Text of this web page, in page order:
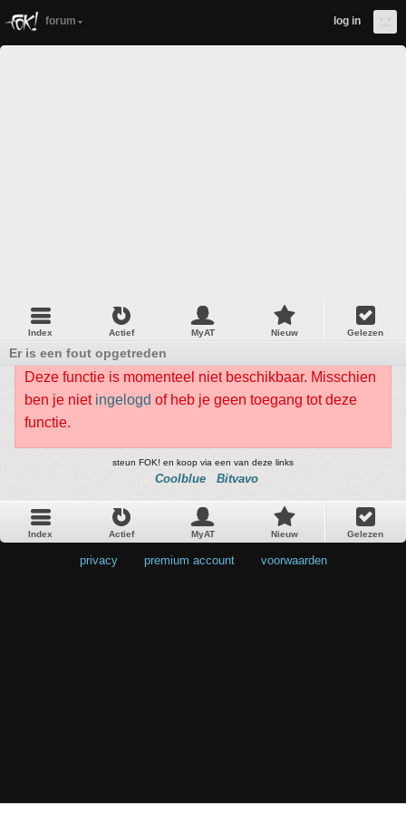
forum log in
Index Actief MyAT Nieuw Gelezen
Er is een fout opgetreden
Deze functie is momenteel niet beschikbaar. Misschien
ben je niet ingelogd of heb je geen toegang tot deze
functie.
steun FOK! en koop via een van deze links
Coolblue Bitvavo
Index Actief MyAT Nieuw Gelezen
privacy premium account voorwaarden